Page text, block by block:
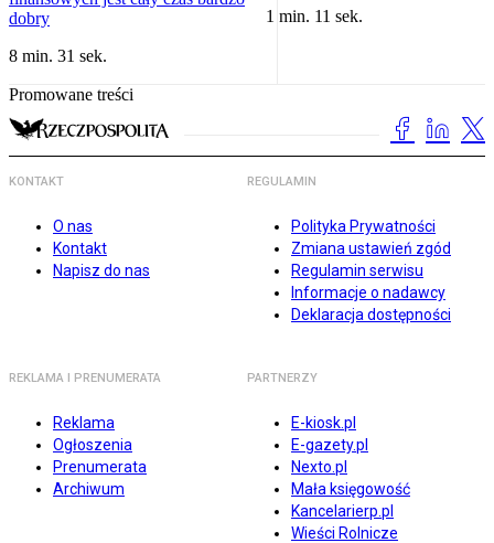
dobry
8 min. 31 sek.
1 min. 11 sek.
Promowane treści
KONTAKT
O nas
Kontakt
Napisz do nas
REGULAMIN
Polityka Prywatności
Zmiana ustawień zgód
Regulamin serwisu
Informacje o nadawcy
Deklaracja dostępności
REKLAMA I PRENUMERATA
Reklama
Ogłoszenia
Prenumerata
Archiwum
PARTNERZY
E-kiosk.pl
E-gazety.pl
Nexto.pl
Mała księgowość
Kancelarierp.pl
Wieści Rolnicze